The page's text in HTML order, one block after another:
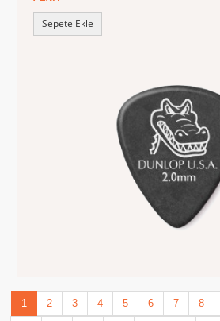
Sepete Ekle
1 2 3 4 5 6 7 8